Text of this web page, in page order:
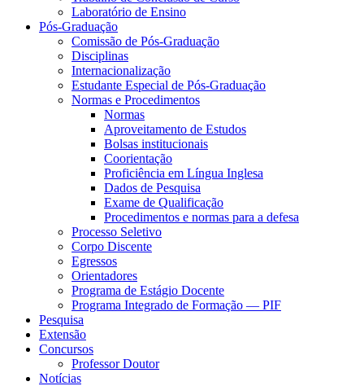
Laboratório de Ensino
Pós-Graduação
Comissão de Pós-Graduação
Disciplinas
Internacionalização
Estudante Especial de Pós-Graduação
Normas e Procedimentos
Normas
Aproveitamento de Estudos
Bolsas institucionais
Coorientação
Proficiência em Língua Inglesa
Dados de Pesquisa
Exame de Qualificação
Procedimentos e normas para a defesa
Processo Seletivo
Corpo Discente
Egressos
Orientadores
Programa de Estágio Docente
Programa Integrado de Formação — PIF
Pesquisa
Extensão
Concursos
Professor Doutor
Notícias